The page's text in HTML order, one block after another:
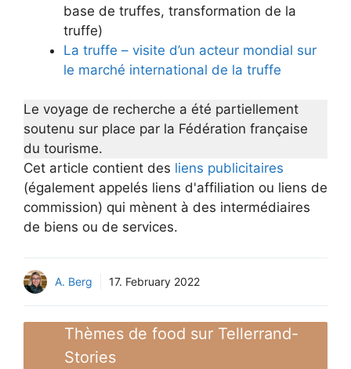
base de truffes, transformation de la
truffe)
La truffe – visite d’un acteur mondial sur
le marché international de la truffe
Le voyage de recherche a été partiellement
soutenu sur place par la Fédération française
du tourisme.
Cet article contient des liens publicitaires
(également appelés liens d'affiliation ou liens de
commission) qui mènent à des intermédiaires
de biens ou de services.
A. Berg 17. February 2022
Thèmes de food sur Tellerrand-
Stories